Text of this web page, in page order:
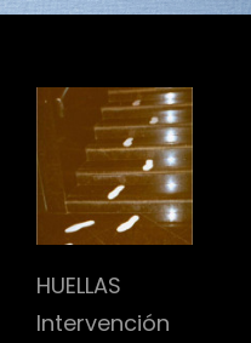
HUELLAS
Intervención